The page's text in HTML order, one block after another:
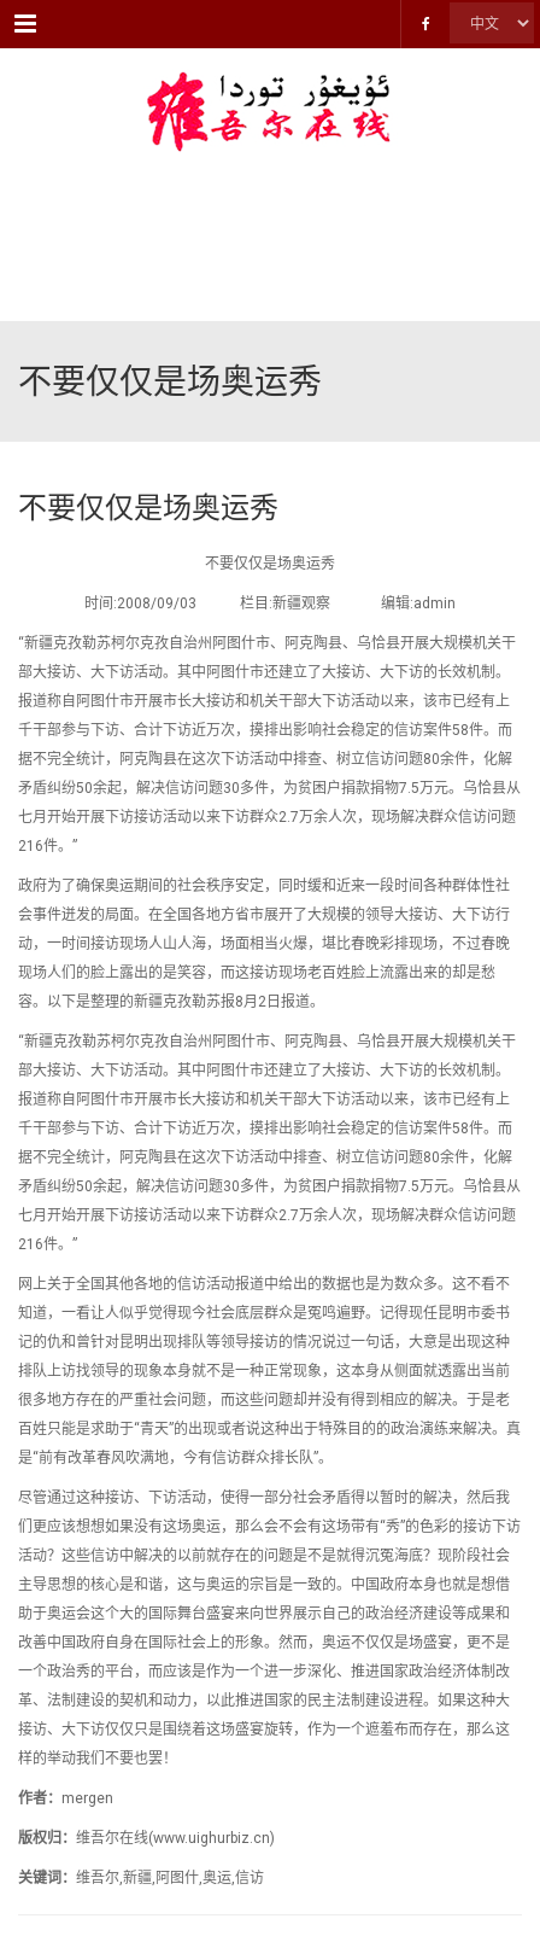
Menu
不要仅仅是场奥运秀
不要仅仅是场奥运秀
不要仅仅是场奥运秀
时间:2008/09/03 栏目:新疆观察 编辑:admin
“新疆克孜勒苏柯尔克孜自治州阿图什市、阿克陶县、乌恰县开展大规模机关干
部大接访、大下访活动。其中阿图什市还建立了大接访、大下访的长效机制。
报道称自阿图什市开展市长大接访和机关干部大下访活动以来，该市已经有上
千干部参与下访、合计下访近万次，摸排出影响社会稳定的信访案件58件。而
据不完全统计，阿克陶县在这次下访活动中排查、树立信访问题80余件，化解
矛盾纠纷50余起，解决信访问题30多件，为贫困户捐款捐物7.5万元。乌恰县从
七月开始开展下访接访活动以来下访群众2.7万余人次，现场解决群众信访问题
216件。”
政府为了确保奥运期间的社会秩序安定，同时缓和近来一段时间各种群体性社
会事件迸发的局面。在全国各地方省市展开了大规模的领导大接访、大下访行
动，一时间接访现场人山人海，场面相当火爆，堪比春晚彩排现场，不过春晚
现场人们的脸上露出的是笑容，而这接访现场老百姓脸上流露出来的却是愁
容。以下是整理的新疆克孜勒苏报8月2日报道。
“新疆克孜勒苏柯尔克孜自治州阿图什市、阿克陶县、乌恰县开展大规模机关干
部大接访、大下访活动。其中阿图什市还建立了大接访、大下访的长效机制。
报道称自阿图什市开展市长大接访和机关干部大下访活动以来，该市已经有上
千干部参与下访、合计下访近万次，摸排出影响社会稳定的信访案件58件。而
据不完全统计，阿克陶县在这次下访活动中排查、树立信访问题80余件，化解
矛盾纠纷50余起，解决信访问题30多件，为贫困户捐款捐物7.5万元。乌恰县从
七月开始开展下访接访活动以来下访群众2.7万余人次，现场解决群众信访问题
216件。”
网上关于全国其他各地的信访活动报道中给出的数据也是为数众多。这不看不
知道，一看让人似乎觉得现今社会底层群众是冤鸣遍野。记得现任昆明市委书
记的仇和曾针对昆明出现排队等领导接访的情况说过一句话，大意是出现这种
排队上访找领导的现象本身就不是一种正常现象，这本身从侧面就透露出当前
很多地方存在的严重社会问题，而这些问题却并没有得到相应的解决。于是老
百姓只能是求助于“青天”的出现或者说这种出于特殊目的的政治演练来解决。真
是“前有改革春风吹满地，今有信访群众排长队”。
尽管通过这种接访、下访活动，使得一部分社会矛盾得以暂时的解决，然后我
们更应该想想如果没有这场奥运，那么会不会有这场带有“秀”的色彩的接访下访
活动？这些信访中解决的以前就存在的问题是不是就得沉冤海底？现阶段社会
主导思想的核心是和谐，这与奥运的宗旨是一致的。中国政府本身也就是想借
助于奥运会这个大的国际舞台盛宴来向世界展示自己的政治经济建设等成果和
改善中国政府自身在国际社会上的形象。然而，奥运不仅仅是场盛宴，更不是
一个政治秀的平台，而应该是作为一个进一步深化、推进国家政治经济体制改
革、法制建设的契机和动力，以此推进国家的民主法制建设进程。如果这种大
接访、大下访仅仅只是围绕着这场盛宴旋转，作为一个遮羞布而存在，那么这
样的举动我们不要也罢！
作者： mergen
版权归： 维吾尔在线(www.uighurbiz.cn)
关键词： 维吾尔,新疆,阿图什,奥运,信访